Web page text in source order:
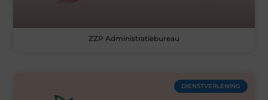
ZZP Administratiebureau
DIENSTVERLENING